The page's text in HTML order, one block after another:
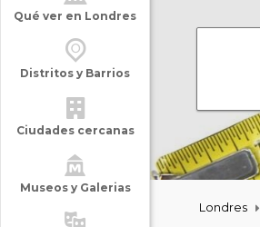
Qué ver en Londres
Distritos y Barrios
Ciudades cercanas
Museos y Galerias
Londres